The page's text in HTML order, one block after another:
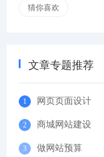
猜你喜欢
文章专题推荐
网页页面设计
商城网站建设
做网站预算